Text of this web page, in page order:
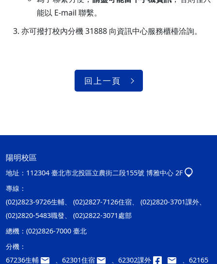
能以 E-mail 聯繫。
亦可撥打校內分機 31888 向資訊中心服務櫃檯洽詢。
回上一頁
陽明校區
地址： 112304 臺北市北投區立農街二段155號 博雅中心 2F
專線：
(02)2823-9726生輔、 (02)2827-7126住宿、 (02)2820-3701課外、
(02)2820-5483職發、 (02)2822-3071處部
總機： (02)2826-7000 臺北
分機：
67236生輔
、62301住宿 、62302課外
、62165